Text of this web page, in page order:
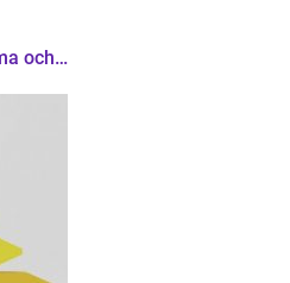
och